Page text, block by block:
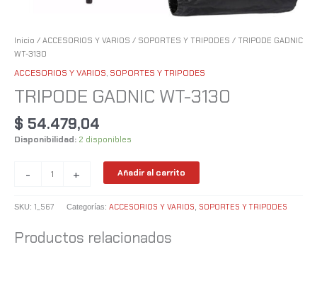
Inicio / ACCESORIOS Y VARIOS / SOPORTES Y TRIPODES / TRIPODE GADNIC
WT-3130
ACCESORIOS Y VARIOS, SOPORTES Y TRIPODES
TRIPODE GADNIC WT-3130
$ 54.479,04
Disponibilidad: 2 disponibles
- + Añadir al carrito
SKU: 1_567 Categorías: ACCESORIOS Y VARIOS SOPORTES Y TRIPODES
Productos relacionados